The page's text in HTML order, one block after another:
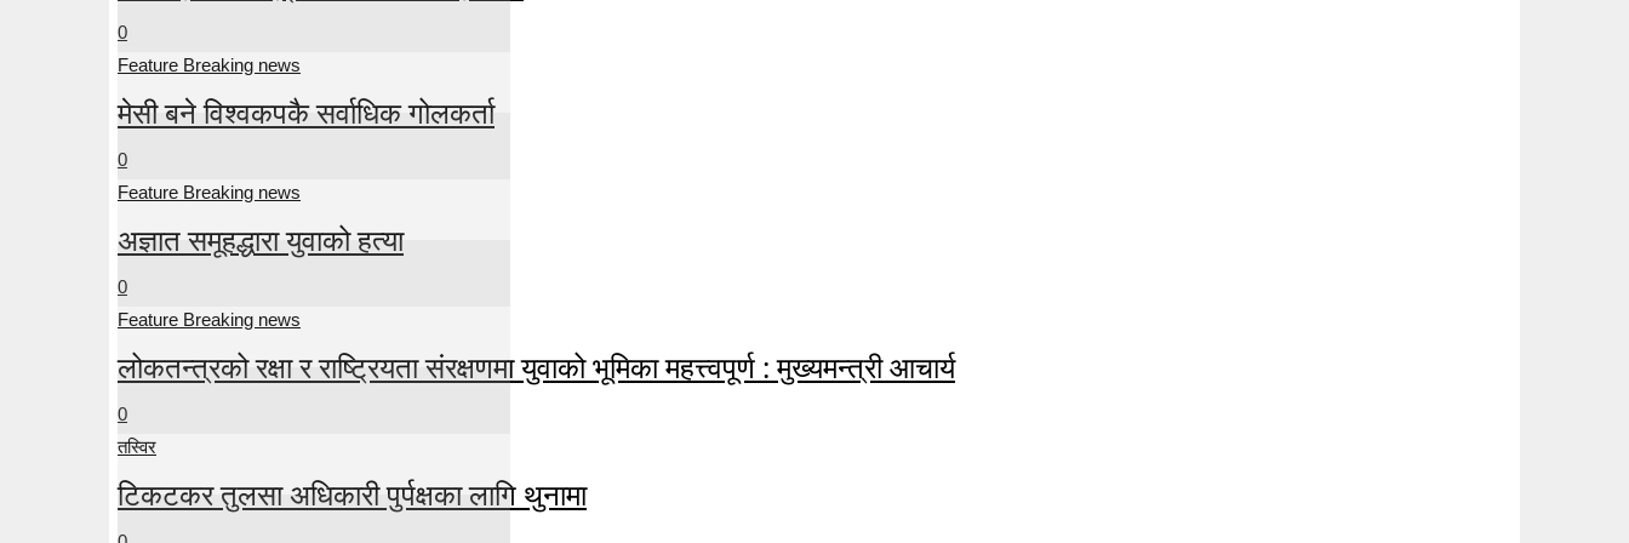
0
Feature Breaking news
मेसी बने विश्वकपकै सर्वाधिक गोलकर्ता
0
Feature Breaking news
अज्ञात समूहद्धारा युवाको हत्या
0
Feature Breaking news
लोकतन्त्रको रक्षा र राष्ट्रियता संरक्षणमा युवाको भूमिका महत्त्वपूर्ण : मुख्यमन्त्री आचार्य
0
तस्विर
टिकटकर तुलसा अधिकारी पुर्पक्षका लागि थुनामा